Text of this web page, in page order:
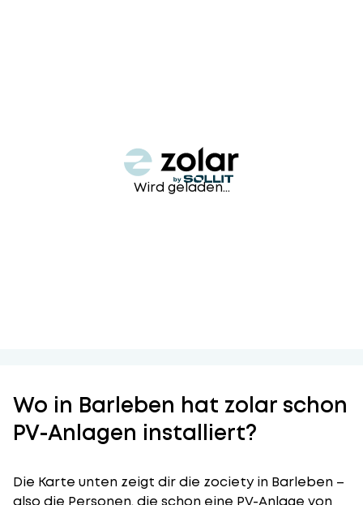
Wird geladen...
Wo in Barleben hat zolar schon
PV-Anlagen installiert?
Die Karte unten zeigt dir die zociety in Barleben –